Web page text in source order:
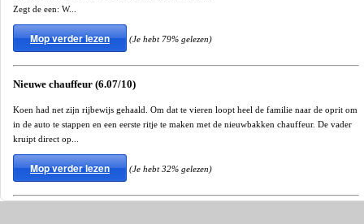
Zegt de een: W...
Mop verder lezen (Je hebt 79% gelezen)
Nieuwe chauffeur (6.07/10)
Koen had net zijn rijbewijs gehaald. Om dat te vieren loopt heel de familie naar de oprit om
in de auto te stappen en een eerste ritje te maken met de nieuwbakken chauffeur. De vader
kruipt direct op...
Mop verder lezen (Je hebt 32% gelezen)